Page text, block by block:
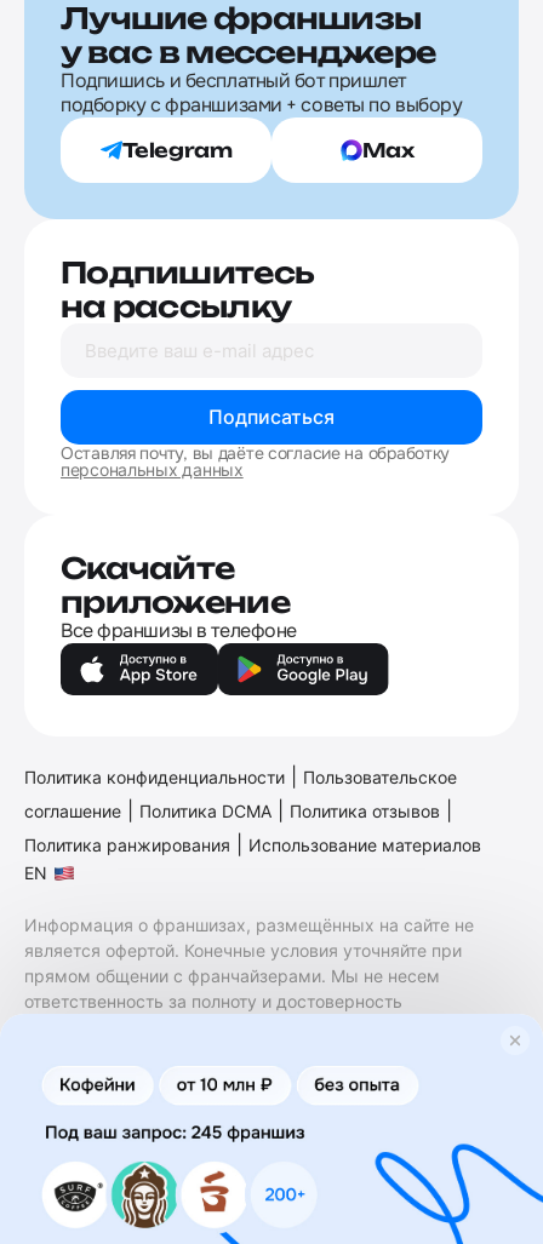
Лучшие франшизы
у вас в мессенджере
Подпишись и бесплатный бот пришлет
подборку с франшизами + советы по выбору
Telegram Max
Подпишитесь
на рассылку
Подписаться
Оставляя почту, вы даёте согласие на обработку
персональных данных
Скачайте
приложение
Все франшизы в телефоне
Политика конфиденциальности
Пользовательское
соглашение
Политика DCMA Политика отзывов
Политика ранжирования
Использование материалов
EN
Информация о франшизах, размещённых на сайте не
является офертой. Конечные условия уточняйте при
прямом общении с франчайзерами. Мы не несем
ответственность за полноту и достоверность
финансовые услуги. Заключение договоров
коммерческой концессии (франчайзинга) осуществляется
правообладателями/их представителями. Бизнесменс.ру
не является посредником или представителем
правообладателя и не несет ответственность за условия
предоставления франшизы и действия лиц,
осуществленные на основании информации, имеющейся